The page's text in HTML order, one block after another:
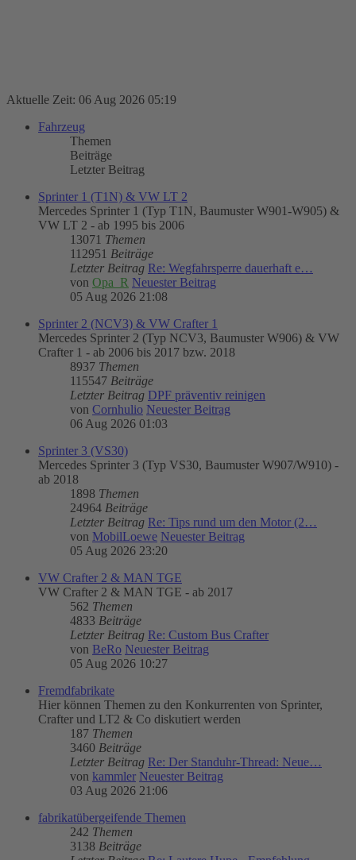
Aktuelle Zeit: 06 Aug 2026 05:19
Fahrzeug
Themen
Beiträge
Letzter Beitrag
Sprinter 1 (T1N) & VW LT 2
Mercedes Sprinter 1 (Typ T1N, Baumuster W901-W905) &
VW LT 2 - ab 1995 bis 2006
13071 Themen
112951 Beiträge
Letzter Beitrag Re: Wegfahrsperre dauerhaft e…
von Opa_R Neuester Beitrag
05 Aug 2026 21:08
Sprinter 2 (NCV3) & VW Crafter 1
Mercedes Sprinter 2 (Typ NCV3, Baumuster W906) & VW
Crafter 1 - ab 2006 bis 2017 bzw. 2018
8937 Themen
115547 Beiträge
Letzter Beitrag DPF präventiv reinigen
von Cornhulio Neuester Beitrag
06 Aug 2026 01:03
Sprinter 3 (VS30)
Mercedes Sprinter 3 (Typ VS30, Baumuster W907/W910) -
ab 2018
1898 Themen
24964 Beiträge
Letzter Beitrag Re: Tips rund um den Motor (2…
von MobilLoewe Neuester Beitrag
05 Aug 2026 23:20
VW Crafter 2 & MAN TGE
VW Crafter 2 & MAN TGE - ab 2017
562 Themen
4833 Beiträge
Letzter Beitrag Re: Custom Bus Crafter
von BeRo Neuester Beitrag
05 Aug 2026 10:27
Fremdfabrikate
Hier können Themen zu den Konkurrenten von Sprinter,
Crafter und LT2 & Co diskutiert werden
187 Themen
3460 Beiträge
Letzter Beitrag Re: Der Standuhr-Thread: Neue…
von kammler Neuester Beitrag
03 Aug 2026 21:06
fabrikatübergeifende Themen
242 Themen
3138 Beiträge